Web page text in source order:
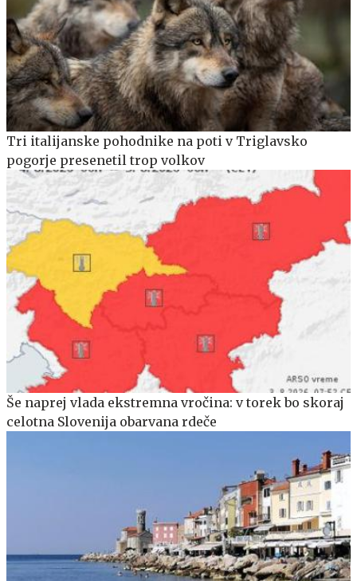
Tri italijanske pohodnike na poti v Triglavsko
pogorje presenetil trop volkov
Še naprej vlada ekstremna vročina: v torek bo skoraj
celotna Slovenija obarvana rdeče